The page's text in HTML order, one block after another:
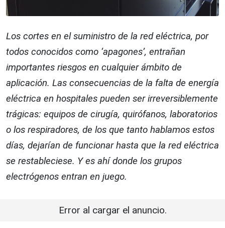
Los cortes en el suministro de la red eléctrica, por
todos conocidos como ‘apagones’, entrañan
importantes riesgos en cualquier ámbito de
aplicación. Las consecuencias de la falta de energía
eléctrica en hospitales pueden ser irreversiblemente
trágicas: equipos de cirugía, quirófanos, laboratorios
o los respiradores, de los que tanto hablamos estos
días, dejarían de funcionar hasta que la red eléctrica
se restableciese. Y es ahí donde los grupos
electrógenos entran en juego.
Error al cargar el anuncio.